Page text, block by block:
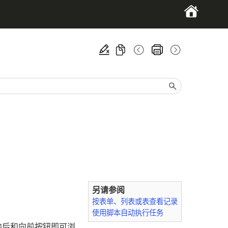
另请参阅
按表单、列表或表查看记录
使用脚本自动执行任务